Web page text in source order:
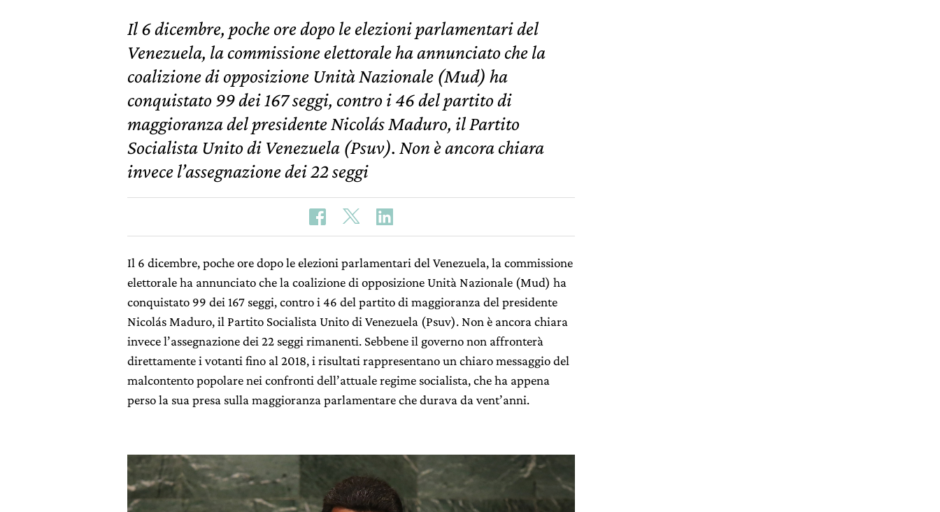
Il 6 dicembre, poche ore dopo le elezioni parlamentari del
Venezuela, la commissione elettorale ha annunciato che la
coalizione di opposizione Unità Nazionale (Mud) ha
conquistato 99 dei 167 seggi, contro i 46 del partito di
maggioranza del presidente Nicolás Maduro, il Partito
Socialista Unito di Venezuela (Psuv). Non è ancora chiara
invece l’assegnazione dei 22 seggi
Il 6 dicembre, poche ore dopo le elezioni parlamentari del Venezuela, la commissione
elettorale ha annunciato che la coalizione di opposizione Unità Nazionale (Mud) ha
conquistato 99 dei 167 seggi, contro i 46 del partito di maggioranza del presidente
Nicolás Maduro, il Partito Socialista Unito di Venezuela (Psuv). Non è ancora chiara
invece l’assegnazione dei 22 seggi rimanenti. Sebbene il governo non affronterà
direttamente i votanti fino al 2018, i risultati rappresentano un chiaro messaggio del
malcontento popolare nei confronti dell’attuale regime socialista, che ha appena
perso la sua presa sulla maggioranza parlamentare che durava da vent’anni.